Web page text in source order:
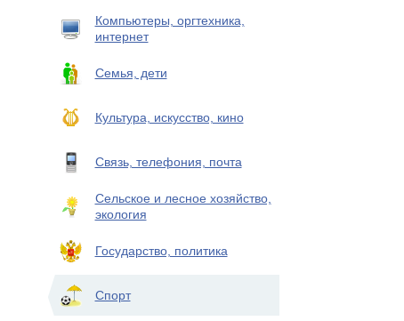
Компьютеры, оргтехника,
интернет
Семья, дети
Культура, искусство, кино
Связь, телефония, почта
Сельское и лесное хозяйство,
экология
Государство, политика
Спорт